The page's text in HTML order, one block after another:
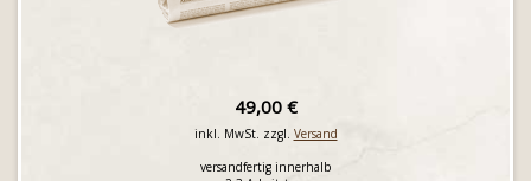
49,00 €
inkl. MwSt. zzgl. Versand
versandfertig innerhalb